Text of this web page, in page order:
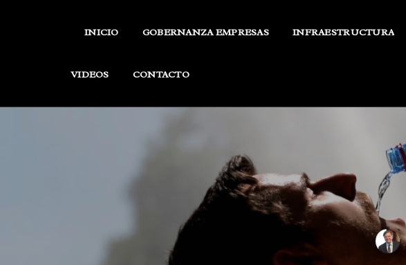
INICIO GOBERNANZA EMPRESAS INFRAESTRUCTURA
VIDEOS CONTACTO